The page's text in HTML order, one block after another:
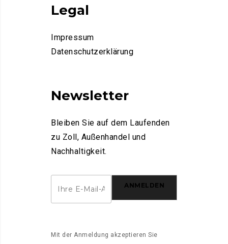
Legal
Impressum
Datenschutzerklärung
Newsletter
Bleiben Sie auf dem Laufenden
zu Zoll, Außenhandel und
Nachhaltigkeit.
ANMELDEN
Mit der Anmeldung akzeptieren Sie